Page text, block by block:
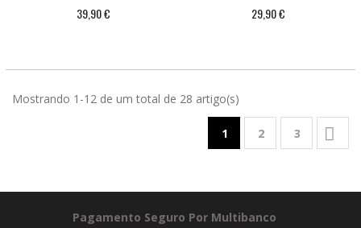
39,90 € 29,90 €
Mostrando 1-12 de um total de 28 artigo(s)
1 2 3 
Pagamento Seguro Por Multibanco